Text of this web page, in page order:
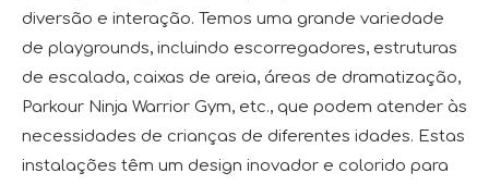
diversão e interação. Temos uma grande variedade
de playgrounds, incluindo escorregadores, estruturas
de escalada, caixas de areia, áreas de dramatização,
Parkour Ninja Warrior Gym, etc., que podem atender às
necessidades de crianças de diferentes idades. Estas
instalações têm um design inovador e colorido para